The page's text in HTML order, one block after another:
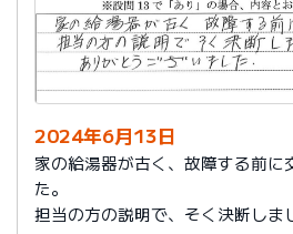
2024年6月13日
家の給湯器が古く、故障する前に
た。
担当の方の説明で、そく決断しま